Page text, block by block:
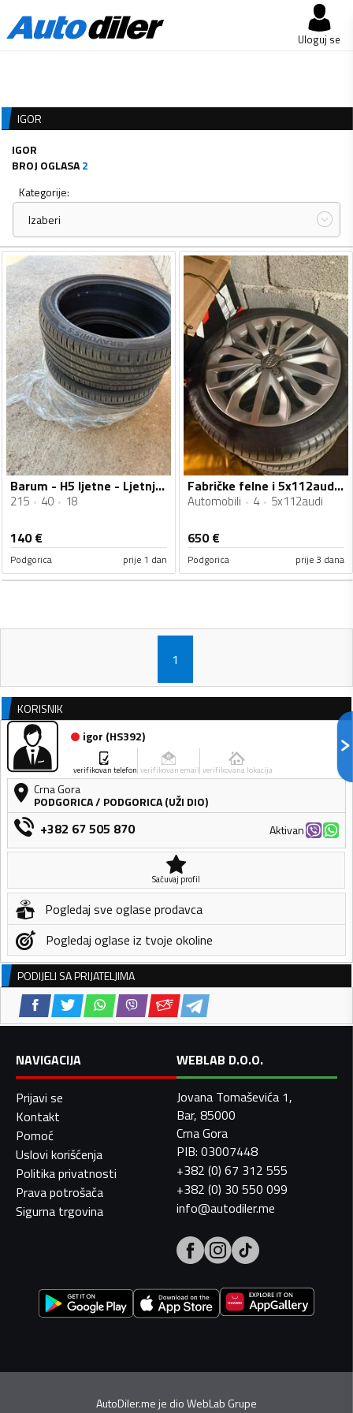
Uloguj se
IGOR
IGOR
BROJ OGLASA2
Kategorije:
Izaberi
Barum - H5 ljetne - Ljetnja guma
215 40 18
140€
Podgorica prije 1 dan
Fabričke felne i 5x112audi gume
Automobili 4 5x112audi
650€
Podgorica prije 3 dana
1
KORISNIK
igor (HS392)
verifikovan telefon verifikovan email verifikovana lokacija
Crna Gora
PODGORICA/ PODGORICA (UŽI DIO)
+382 67 505 870 Aktivan
Sačuvaj profil
Pogledaj sve oglase prodavca
Pogledaj oglase iz tvoje okoline
PODIJELI SA PRIJATELJIMA
NAVIGACIJA
Prijavi se
Kontakt
Pomoć
Uslovi korišćenja
Politika privatnosti
Prava potrošača
Sigurna trgovina
WEBLAB D.O.O.
Jovana Tomaševića 1,
Bar, 85000
Crna Gora
PIB: 03007448
+382 (0) 67 312 555
+382 (0) 30 550 099
info@autodiler.me
AutoDiler.me je dioWebLab Grupe